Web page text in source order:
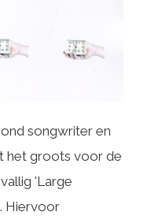
songwriter en
het groots voor de
'Large
Hiervoor